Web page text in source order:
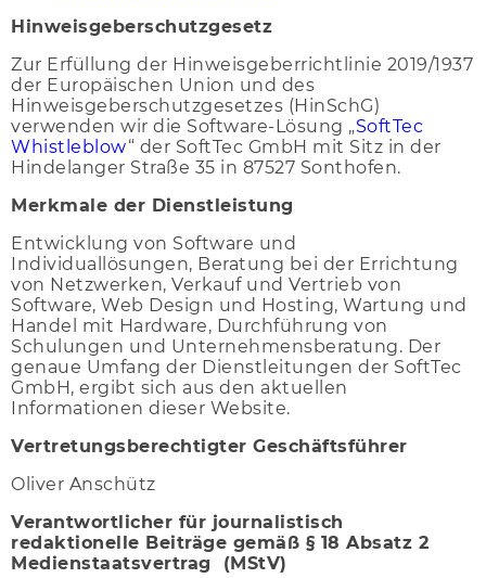
Hinweisgeberschutzgesetz
Zur Erfüllung der Hinweisgeberrichtlinie 2019/1937
der Europäischen Union und des
Hinweisgeberschutzgesetzes (HinSchG)
verwenden wir die Software-Lösung „SoftTec
Whistleblow“ der SoftTec GmbH mit Sitz in der
Hindelanger Straße 35 in 87527 Sonthofen.
Merkmale der Dienstleistung
Entwicklung von Software und
Individuallösungen, Beratung bei der Errichtung
von Netzwerken, Verkauf und Vertrieb von
Software, Web Design und Hosting, Wartung und
Handel mit Hardware, Durchführung von
Schulungen und Unternehmensberatung. Der
genaue Umfang der Dienstleitungen der SoftTec
GmbH, ergibt sich aus den aktuellen
Informationen dieser Website.
Vertretungsberechtigter Geschäftsführer
Oliver Anschütz
Verantwortlicher für journalistisch
redaktionelle Beiträge gemäß § 18 Absatz 2
Medienstaatsvertrag (MStV)